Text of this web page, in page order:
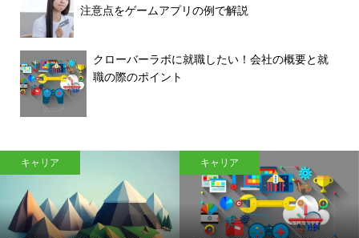
注意点をゲームアプリの例で解説
クローバーラボに就職したい！会社の概要と就
職の際のポイント
キャリア キャリア